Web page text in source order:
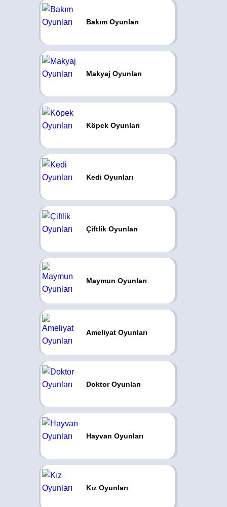
Bakım Oyunları
Makyaj Oyunları
Köpek Oyunları
Kedi Oyunları
Çiftlik Oyunları
Maymun Oyunları
Ameliyat Oyunları
Doktor Oyunları
Hayvan Oyunları
Kız Oyunları